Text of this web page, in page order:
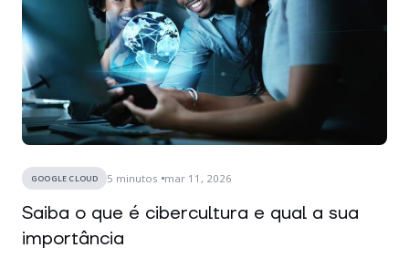
GOOGLE CLOUD 5 minutos mar 11, 2026
Saiba o que é cibercultura e qual a sua
importância